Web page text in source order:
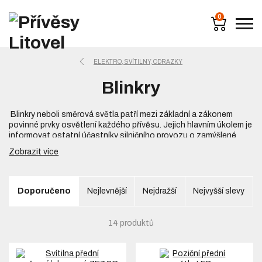
0
ELEKTRO, SVÍTILNY, ODRAZKY
Blinkry
Blinkry neboli směrová světla patří mezi základní a zákonem
povinné prvky osvětlení každého přívěsu. Jejich hlavním úkolem je
informovat ostatní účastníky silničního provozu o zamýšlené
změně směru jízdy tažného vozidla a přívěsu. Správně fungující
blinkry výrazně přispívají k bezpečnosti provozu a pomáhají
V naší nabídce naleznete levé, pravé i univerzální blinkry pro
přívěsy všech kategorií. K dispozici jsou klasická žárovková
můžete z kompaktních samostatných směrových světel i z
kompletních sdružených svítilen, ve kterých je funkce blinkru
Zobrazit více
Doporučeno Nejlevnější Nejdražší Nejvyšší slevy
14 produktů